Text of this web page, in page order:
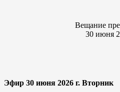
Вещание
30 июня
Эфир 30 июня 2026 г. Вторник